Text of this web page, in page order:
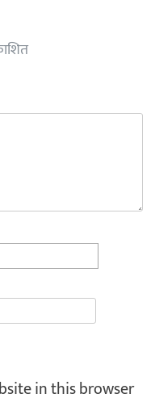
in this browser